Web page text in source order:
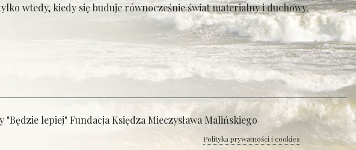
wtedy, kiedy się buduje równocześnie świat materialny i duchowy.
lepiej" Fundacja Księdza Mieczysława Malińskiego
Polityka prywatności i cookies